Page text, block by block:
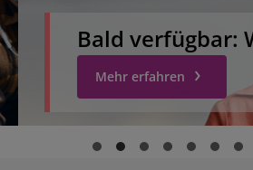
Bald verfügbar:
Mehr erfahren